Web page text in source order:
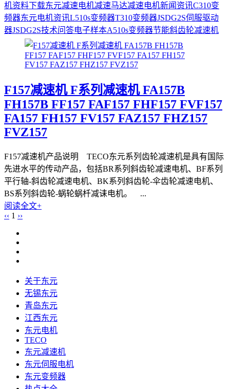
机资料下载东元减速电机减速马达减速电机新闻资讯C310变
频器东元电机资讯L510s变频器T310变频器JSDG2S伺服驱动
器JSDG2S技术问答电子样本A510s变频器节能斜齿轮减速机
F157减速机 F系列减速机 FA157B
FH157B FF157 FAF157 FHF157 FVF157
FA157 FH157 FV157 FAZ157 FHZ157
FVZ157
F157减速机产品说明 TECO东元系列齿轮减速机是具有国际
先进水平的传动产品，包括BR系列斜齿轮减速电机、BF系列
平行轴-斜齿轮减速电机、BK系列斜齿轮-伞齿轮减速电机、
BS系列斜齿轮-蜗轮蜗杄减诔电机。 ...
阅读全文+
‹‹ 1 ››
关于东元
无锡东元
青岛东元
江西东元
东元电机
TECO
东元减速机
东元伺服电机
东元变频器